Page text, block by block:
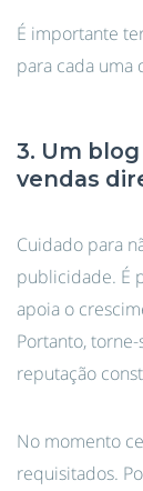
É importante
para cada uma
3. Um
vendas
Cuidado para
publicidade. É
apoia o
Portanto,
reputação
No momento
requisitados.